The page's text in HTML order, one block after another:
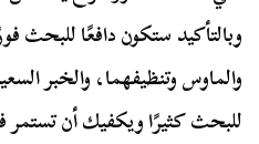
وبالتأكيد ستكون دافعًا للبحث
والماوس وتنظيفهما، والخبر
للبحث كثيرًا ويكفيك أن تستمر